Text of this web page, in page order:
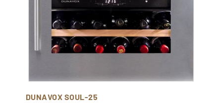
DUNAVOX SOUL-25